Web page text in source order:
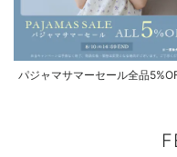
パジャマサマーセール全品